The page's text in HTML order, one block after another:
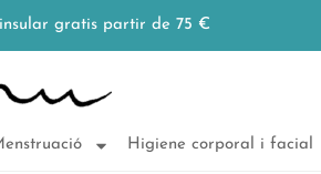
gratis partir de 75 €
Higiene corporal i facial